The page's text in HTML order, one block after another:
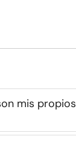
mis propios